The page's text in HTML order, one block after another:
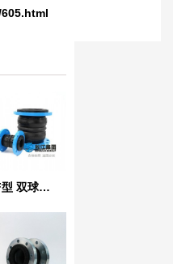
KST-F型 双球体橡胶接头